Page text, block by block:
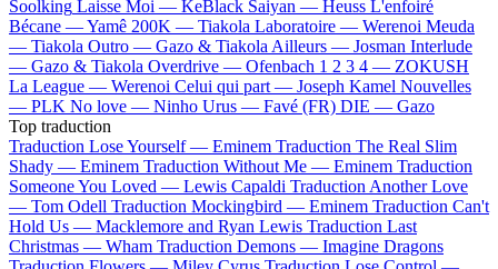
Soolking Laisse Moi — KeBlack Saiyan — Heuss L'enfoiré
Bécane —Yamê 200K — Tiakola Laboratoire — Werenoi Meuda
— Tiakola Outro — Gazo & Tiakola Ailleurs — Josman Interlude
— Gazo & Tiakola Overdrive — Ofenbach 1 2 3 4 — ZOKUSH
La League — Werenoi Celui qui part — Joseph Kamel Nouvelles
— PLK No love — Ninho Urus — Favé (FR) DIE — Gazo
Top traduction
Traduction Lose Yourself — Eminem Traduction The Real Slim
Shady — Eminem Traduction Without Me — Eminem Traduction
Someone You Loved — Lewis Capaldi Traduction Another Love
— Tom Odell Traduction Mockingbird — Eminem Traduction Can't
Hold Us — Macklemore and Ryan Lewis Traduction Last
Christmas — Wham Traduction Demons — Imagine Dragons